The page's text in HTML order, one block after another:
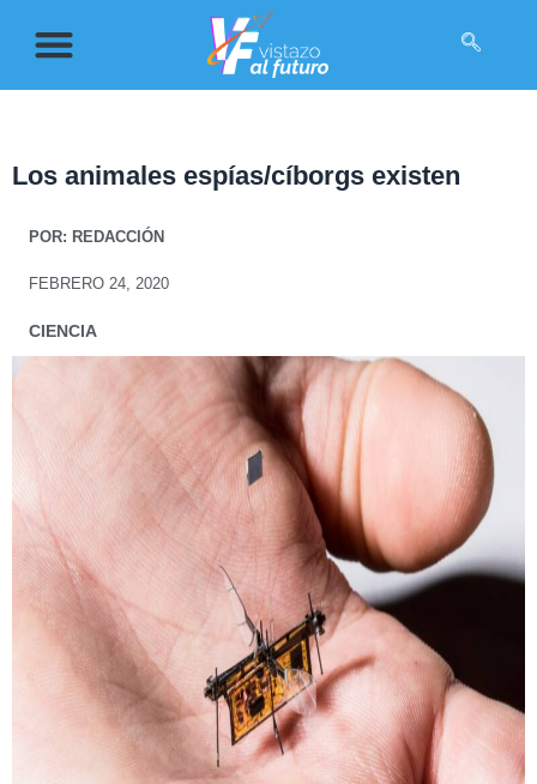
Los animales espías/cíborgs existen
POR: REDACCIÓN
FEBRERO 24, 2020
CIENCIA